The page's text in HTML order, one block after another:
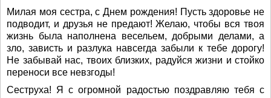
Милая моя сестра, с Днем рождения! Пусть здоровье не
подводит, и друзья не предают! Желаю, чтобы вся твоя
жизнь была наполнена весельем, добрыми делами, а
зло, зависть и разлука навсегда забыли к тебе дорогу!
Не забывай нас, твоих близких, радуйся жизни и стойко
переноси все невзгоды!
Сеструха! Я с огромной радостью поздравляю тебя с